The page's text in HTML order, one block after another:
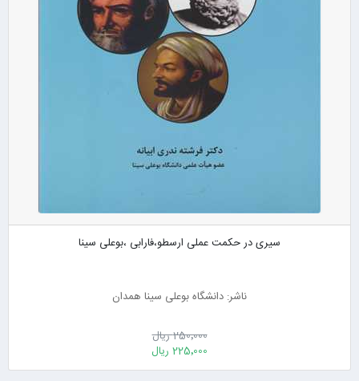
سیری در حکمت عملی ارسطو،فارابی ،بوعلی سینا
ناشر: دانشگاه بوعلی سینا همدان
250٬000 ریال
225٬000 ریال